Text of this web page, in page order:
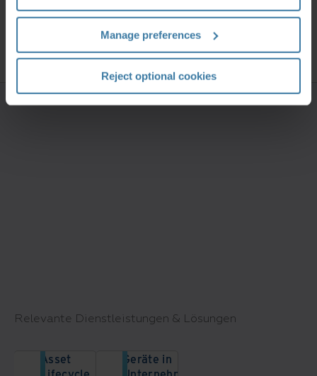
Manage preferences
Reject optional cookies
Zugriff auf Premium-Inhalte
Zurück
Relevante Dienstleistungen & Lösungen
Asset
Geräte in